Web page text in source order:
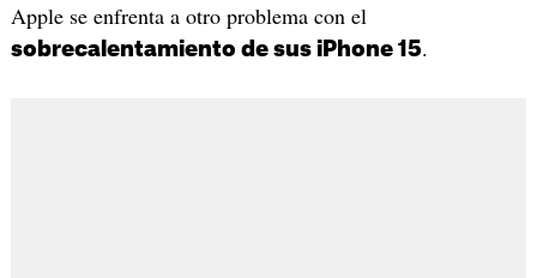
Apple se enfrenta a otro problema con el
sobrecalentamiento de sus iPhone 15.